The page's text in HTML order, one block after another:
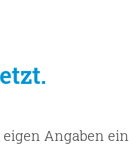
eigen Angaben ein